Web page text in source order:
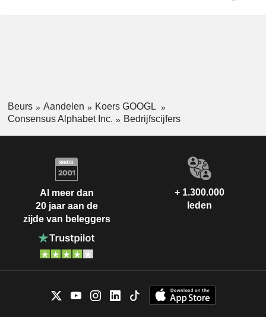
Beurs Aandelen
Koers GOOGL
Consensus Alphabet Inc.
Bedrijfscijfers
Al meer dan
20 jaar aan de
zijde van beleggers
+ 1.300.000
leden